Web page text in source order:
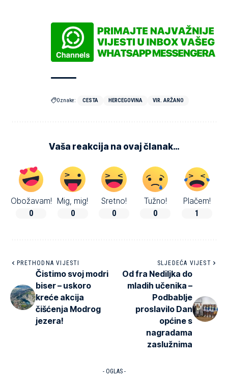
Oznake: CESTA HERCEGOVINA VIR. ARŽANO
Vaša reakcija na ovaj članak…
Obožavam!
0
Mig, mig!
0
Sretno!
0
Tužno!
0
Plačem!
1
PRETHODNA VIJESTI
Čistimo svoj modri
biser – uskoro
kreće akcija
čišćenja Modrog
jezera!
SLJEDEĆA VIJEST
Od fra Nediljka do
mladih učenika –
Podbablje
proslavilo Dan
općine s
nagradama
zaslužnima
- OGLAS -